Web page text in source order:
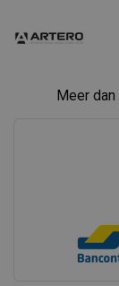
Meer dan